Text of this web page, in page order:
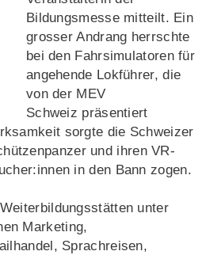
Bildungsmesse mitteilt. Ein
grosser Andrang herrschte
bei den Fahrsimulatoren für
angehende Lokführer, die
von der MEV
Schweiz präsentiert
sorgte die Schweizer
und ihren VR-
in den Bann zogen.
unter
Marketing,
Sprachreisen,